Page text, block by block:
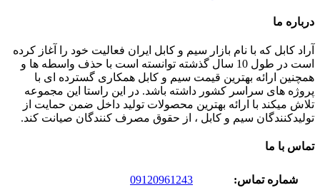
درباره ما
آراد کابل که با نام بازار سیم و کابل ایران فعالیت خود را آغاز کرده
است در طول 10 سال گذشته توانسته است با حذف واسطه ها و
همچنین ارائه بهترین قیمت سیم و کابل همکاری گسترده ای با
پروژه های سراسر کشور داشته باشد. در این راستا این مجموعه
تلاش میکند با ارائه بهترین محصولات تولید داخل ضمن حمایت از
تولیدکنندگان سیم و کابل ، از حقوق مصرف کنندگان صیانت کند.
تماس با ما
شماره تماس:
09120961243